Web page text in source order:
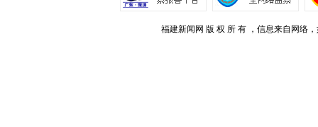
福建新闻网 版 权 所 有 ，信息来自网络